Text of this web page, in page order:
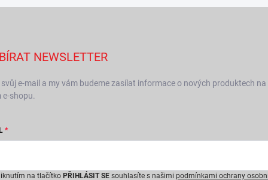
NEWSLETTER
e-mail a my vám budeme zasílat informace o nových produktech na
e-shopu.
na tlačítko PŘIHLÁSIT SE souhlasíte s našimi podmínkami ochrany